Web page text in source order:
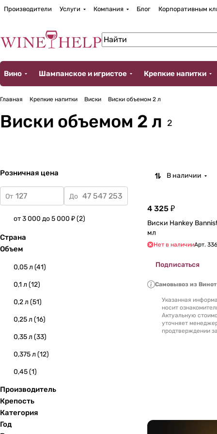
Производители Услуги Компания Блог Корпоративным
Вино Шампанское и игристое Крепкие напитки
Главная Крепкие напитки Виски Виски объемом 2 л
Виски объемом 2 л 2
Розничная цена
От До
от 3 000 до 5 000 ₽(2)
Страна
Объем
0,05 л (41)
0,1 л (12)
0,2 л (51)
0,25 л (16)
0,35 л (33)
0,375 л (12)
0,45(1)
0,5 л(269)
0,7 л
Производитель
Крепость
Категория
Год
В наличии
4 325 ₽
Виски Hankey Bannister
мл
Нет в наличииАрт.
Подписаться
Самовывоз из
Указанная
носит
Актуальную
уточняет
продтверждении